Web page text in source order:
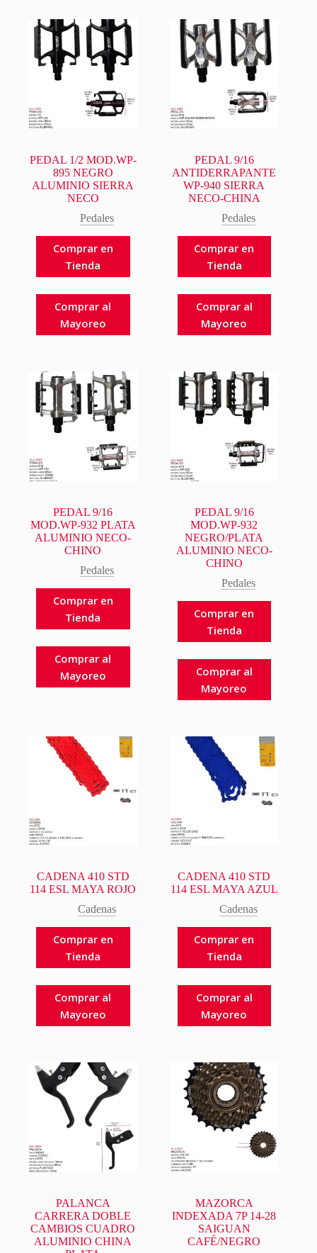
PEDAL 1/2 MOD.WP-
895 NEGRO
ALUMINIO SIERRA
NECO
Pedales
Comprar en
Tienda
Comprar al
Mayoreo
PEDAL 9/16
ANTIDERRAPANTE
WP-940 SIERRA
NECO-CHINA
Pedales
Comprar en
Tienda
Comprar al
Mayoreo
PEDAL 9/16
MOD.WP-932 PLATA
ALUMINIO NECO-
CHINO
Pedales
Comprar en
Tienda
Comprar al
Mayoreo
PEDAL 9/16
MOD.WP-932
NEGRO/PLATA
ALUMINIO NECO-
CHINO
Pedales
Comprar en
Tienda
Comprar al
Mayoreo
CADENA 410 STD
114 ESL MAYA ROJO
Cadenas
Comprar en
Tienda
Comprar al
Mayoreo
CADENA 410 STD
114 ESL MAYA AZUL
Cadenas
Comprar en
Tienda
Comprar al
Mayoreo
PALANCA
CARRERA DOBLE
CAMBIOS CUADRO
ALUMINIO CHINA
MAZORCA
INDEXADA 7P 14-28
SAIGUAN
CAFÉ/NEGRO